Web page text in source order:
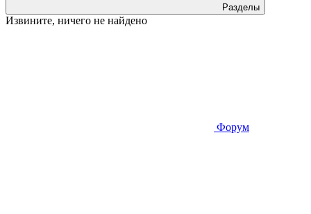
Разделы
Извините, ничего не найдено
Форум